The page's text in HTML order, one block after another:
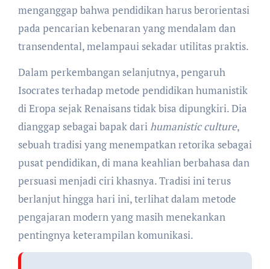
menganggap bahwa pendidikan harus berorientasi
pada pencarian kebenaran yang mendalam dan
transendental, melampaui sekadar utilitas praktis.
Dalam perkembangan selanjutnya, pengaruh
Isocrates terhadap metode pendidikan humanistik
di Eropa sejak Renaisans tidak bisa dipungkiri. Dia
dianggap sebagai bapak darihumanistic culture,
sebuah tradisi yang menempatkan retorika sebagai
pusat pendidikan, di mana keahlian berbahasa dan
persuasi menjadi ciri khasnya. Tradisi ini terus
berlanjut hingga hari ini, terlihat dalam metode
pengajaran modern yang masih menekankan
pentingnya keterampilan komunikasi.